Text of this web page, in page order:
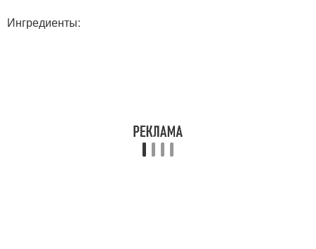
Ингредиенты: